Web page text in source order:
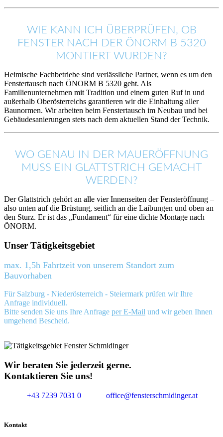
WIE KANN ICH ÜBERPRÜFEN, OB
FENSTER NACH DER ÖNORM B 5320
MONTIERT WURDEN?
Heimische Fachbetriebe sind verlässliche Partner, wenn es um den
Fenstertausch nach ÖNORM B 5320 geht. Als
Familienunternehmen mit Tradition und einem guten Ruf in und
außerhalb Oberösterreichs garantieren wir die Einhaltung aller
Baunormen. Wir arbeiten beim Fenstertausch im Neubau und bei
Gebäudesanierungen stets nach dem aktuellen Stand der Technik.
WO GENAU IN DER MAUERÖFFNUNG
MUSS EIN GLATTSTRICH GEMACHT
WERDEN?
Der Glattstrich gehört an alle vier Innenseiten der Fensteröffnung –
also unten auf die Brüstung, seitlich an die Laibungen und oben an
den Sturz. Er ist das „Fundament“ für eine dichte Montage nach
ÖNORM.
Unser Tätigkeitsgebiet
max. 1,5h Fahrtzeit von unserem Standort zum
Bauvorhaben
Für Salzburg - Niederösterreich - Steiermark prüfen wir Ihre
Anfrage individuell.
Bitte senden Sie uns Ihre Anfrage per E-Mail und wir geben Ihnen
umgehend Bescheid.
Wir beraten Sie jederzeit gerne.
Kontaktieren Sie uns!
+43 7239 7031 0 office@fensterschmidinger.at
Kontakt